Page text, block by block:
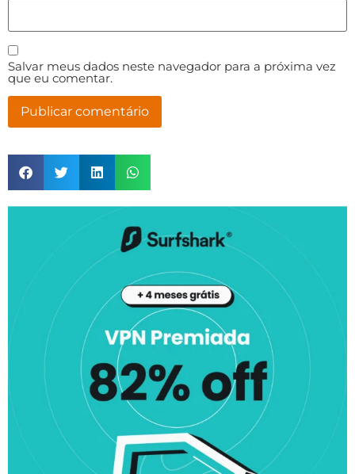
Salvar meus dados neste navegador para a próxima vez
que eu comentar.